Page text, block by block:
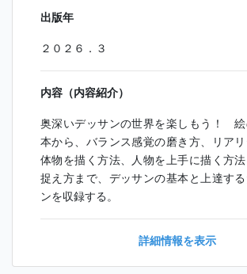
出版年
２０２６．３
内容（内容紹介）
奥深いデッサンの世界を楽しもう！
本から、バランス感覚の磨き方、リア
体物を描く方法、人物を上手に描く方
捉え方まで、デッサンの基本と上達す
ンを収録する。
詳細情報を表示